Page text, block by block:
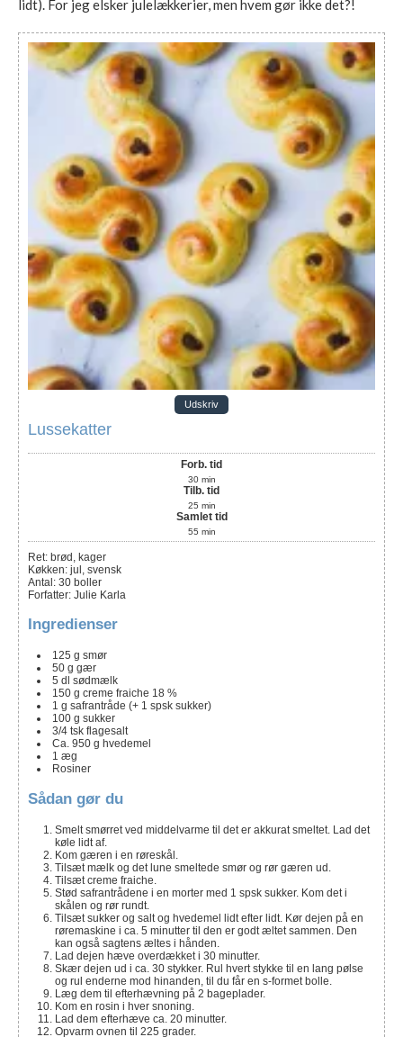
lidt). For jeg elsker julelækkerier, men hvem gør ikke det?!
Udskriv
Lussekatter
Forb. tid
30 min
Tilb. tid
25 min
Samlet tid
55 min
Ret: brød, kager
Køkken: jul, svensk
Antal: 30 boller
Forfatter: Julie Karla
Ingredienser
125 g smør
50 g gær
5 dl sødmælk
150 g creme fraiche 18 %
1 g safrantråde (+ 1 spsk sukker)
100 g sukker
3/4 tsk flagesalt
Ca. 950 g hvedemel
1 æg
Rosiner
Sådan gør du
Smelt smørret ved middelvarme til det er akkurat smeltet. Lad det
køle lidt af.
Kom gæren i en røreskål.
Tilsæt mælk og det lune smeltede smør og rør gæren ud.
Tilsæt creme fraiche.
Stød safrantrådene i en morter med 1 spsk sukker. Kom det i
skålen og rør rundt.
Tilsæt sukker og salt og hvedemel lidt efter lidt. Kør dejen på en
røremaskine i ca. 5 minutter til den er godt æltet sammen. Den
kan også sagtens æltes i hånden.
Lad dejen hæve overdækket i 30 minutter.
Skær dejen ud i ca. 30 stykker. Rul hvert stykke til en lang pølse
og rul enderne mod hinanden, til du får en s-formet bolle.
Læg dem til efterhævning på 2 bageplader.
Kom en rosin i hver snoning.
Lad dem efterhæve ca. 20 minutter.
Opvarm ovnen til 225 grader.